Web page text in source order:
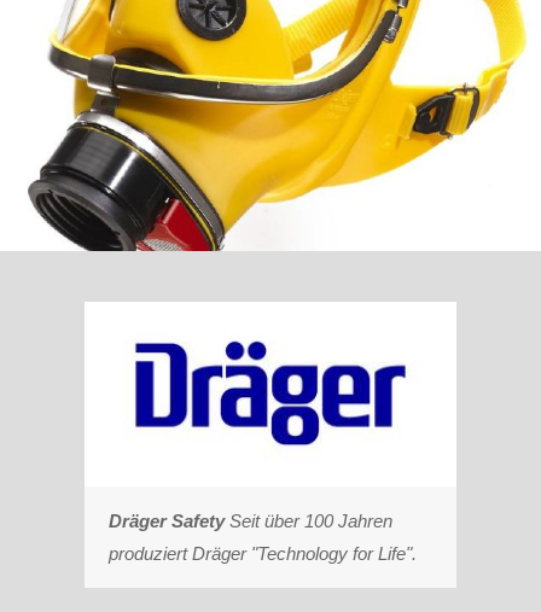
Dräger SafetySeit über 100 Jahren
produziert Dräger "Technology for Life".